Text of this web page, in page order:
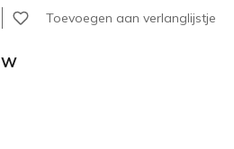
Toevoegen aan verlanglijstje